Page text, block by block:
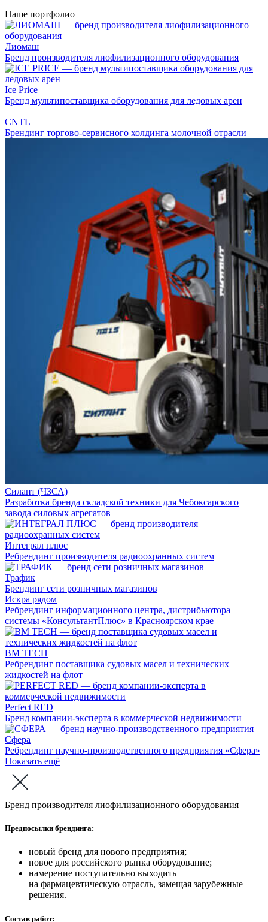
Наше портфолио
Лиомаш
Бренд производителя лиофилизационного оборудования
Ice Price
Бренд мультипоставщика оборудования для ледовых арен
CNTL
Брендинг торгово-сервисного холдинга молочной отрасли
Силант (ЧЗСА)
Разработка бренда складской техники для Чебоксарского
завода силовых агрегатов
Интеграл плюс
Ребрендинг производителя радиоохранных систем
Трафик
Брендинг сети розничных магазинов
Искра рядом
Ребрендинг информационного центра, дистрибьютора
системы «КонсультантПлюс» в Красноярском крае
BM TECH
Ребрендинг поставщика судовых масел и технических
жидкостей на флот
Perfect RED
Бренд компании-эксперта в коммерческой недвижимости
Сфера
Ребрендинг научно-производственного предприятия «Сфера»
Показать ещё
Бренд производителя лиофилизационного оборудования
Предпосылки брендинга:
новый бренд для нового предприятия;
новое для российского рынка оборудование;
намерение поступательно выходить
на фармацевтическую отрасль, замещая зарубежные
решения.
Состав работ: